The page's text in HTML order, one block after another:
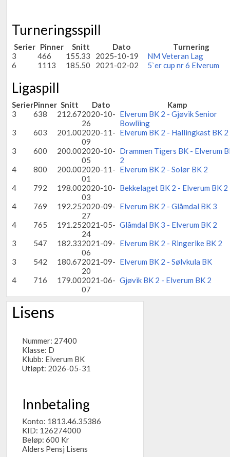
Turneringsspill
Serier Pinner Snitt Dato
Turnering
3
466 155.33 2025-10-19
NM Veteran Lag
6
1113 185.50 2021-02-02 5`er cup nr 6 Elverum
Ligaspill
SerierPinner Snitt Dato
Kamp
3
638 212.672020-10-
26
Elverum BK 2 - Gjøvik Senior
Bowliing
3
603 201.002020-11-
09
Elverum BK 2 - Hallingkast BK 2
3
600 200.002020-10-
05
Drammen Tigers BK - Elverum
2
4
800 200.002020-11-
01
Elverum BK 2 - Solør BK 2
4
792 198.002020-10-
03
Bekkelaget BK 2 - Elverum BK 2
4
769 192.252020-09-
27
Elverum BK 2 - Glåmdal BK 3
4
765 191.252021-05-
24
Glåmdal BK 3 - Elverum BK 2
3
547 182.332021-09-
06
Elverum BK 2 - Ringerike BK 2
3
542 180.672021-09-
20
Elverum BK 2 - Sølvkula BK
4
716 179.002021-06-
07
Gjøvik BK 2 - Elverum BK 2
Lisens
Nummer: 27400
Klasse: D
Klubb: Elverum BK
Utløpt: 2026-05-31
Innbetaling
Konto: 1813.46.35386
KID: 126274000
Beløp: 600 Kr
Alders Pensj Lisens